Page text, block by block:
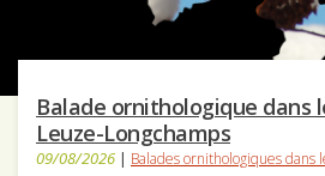
Balade ornithologique dans
Leuze-Longchamps
09/08/2026 | Balades ornithologiques dans